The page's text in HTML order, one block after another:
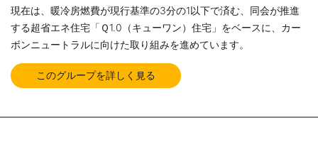
現在は、暖冷房燃費が現行基準の3分の1以下で済む、同会が推進
する超省エネ住宅「Ｑ1.0（キューワン）住宅」をベースに、カー
ボンニュートラルに向けた取り組みを進めています。
このグループを詳しく見る